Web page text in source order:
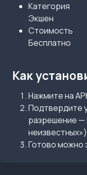
Категория
Экшен
Стоимость
Бесплатно
Как
Нажмите на
Подтвердите
разрешение —
неизвестных»)
Готово можно